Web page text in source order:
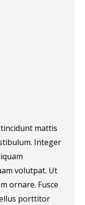
mattis
Integer
volutpat. Ut
ornare. Fusce
porttitor